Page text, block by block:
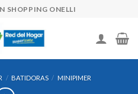
SHOPPING ONELLI
/ BATIDORAS / MINIPIMER